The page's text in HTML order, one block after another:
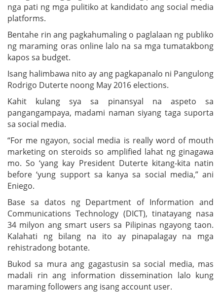
nga pati ng mga pulitiko at kandidato ang social media
platforms.
Bentahe rin ang pagkahumaling o paglalaan ng publiko
ng maraming oras online lalo na sa mga tumatakbong
kapos sa budget.
Isang halimbawa nito ay ang pagkapanalo ni Pangulong
Rodrigo Duterte noong May 2016 elections.
Kahit kulang sya sa pinansyal na aspeto sa
pangangampaya, madami naman siyang taga suporta
sa social media.
“For me ngayon, social media is really word of mouth
marketing on steroids so amplified lahat ng ginagawa
mo. So ‘yang kay President Duterte kitang-kita natin
before ‘yung support sa kanya sa social media,” ani
Eniego.
Base sa datos ng Department of Information and
Communications Technology (DICT), tinatayang nasa
34 milyon ang smart users sa Pilipinas ngayong taon.
Kalahati ng bilang na ito ay pinapalagay na mga
rehistradong botante.
Bukod sa mura ang gagastusin sa social media, mas
madali rin ang information dissemination lalo kung
maraming followers ang isang account user.